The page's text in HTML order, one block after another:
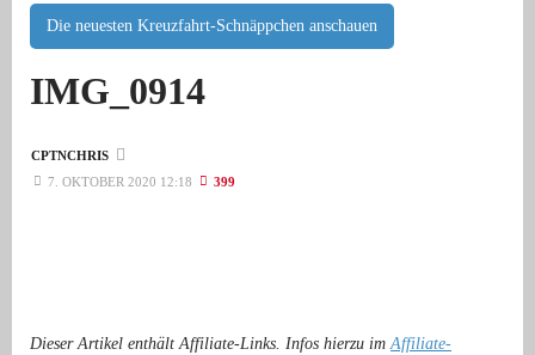
i
g
Die neuesten Kreuzfahrt-Schnäppchen anschauen
IMG_0914
CPTNCHRIS
7. OKTOBER 2020 12:18
399
Dieser Artikel enthält Affiliate-Links. Infos hierzu imAffiliate-